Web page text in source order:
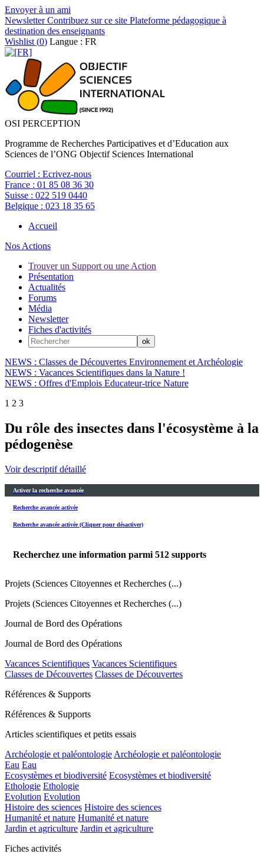
Envoyer à un ami
NewsletterContribuez sur ce site Plateforme pédagogique à
destination des enseignants
Wishlist (0) Langue : FR
OSI PERCEPTION
Programme de Recherches Participatives et d’Education aux
Sciences de l’ONG Objectif Sciences International
Courriel : Ecrivez-nous
France : 01 85 08 36 30
Suisse : 022 519 0440
Belgique : 023 18 35 65
Accueil
Nos Actions
Trouver un Support ou une Action
Présentation
Actualités
Forums
Média
Newsletter
Fiches d'activités
NEWS : Classes de Découvertes Environnement et Archéologie
NEWS : Vacances Scientifiques dans la Nature !
NEWS : Offres d'Emplois Educateur-trice Nature
1 2 3
Du rôle des insectes dans l'écosystème à la
pédogenèse
Voir descriptif détaillé
Activer la recherche avancée
Recherche avancée activée
Recherche avancée activée (Cliquer pour désactiver)
Recherchez une information parmi 512 supports
Projets (Sciences Citoyennes et Recherches (...)
Projets (Sciences Citoyennes et Recherches (...)
Journal de Bord des Opérations
Journal de Bord des Opérations
Vacances Scientifiques Vacances Scientifiques
Classes de Découvertes Classes de Découvertes
Références & Supports
Références & Supports
Articles scientifiques et petits essais
Archéologie et paléontologie Archéologie et paléontologie
Eau Eau
Ecosystèmes et biodiversité Ecosystèmes et biodiversité
Ethologie Ethologie
Evolution Evolution
Histoire des sciences Histoire des sciences
Humanité et nature Humanité et nature
Jardin et agriculture Jardin et agriculture
Fiches activités